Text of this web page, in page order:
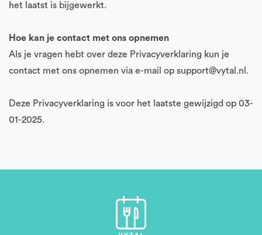
het laatst is bijgewerkt.
Hoe kan je contact met ons opnemen
Als je vragen hebt over deze Privacyverklaring kun je
contact met ons opnemen via e-mail op support@vytal.nl.
Deze Privacyverklaring is voor het laatste gewijzigd op 03-
01-2025.